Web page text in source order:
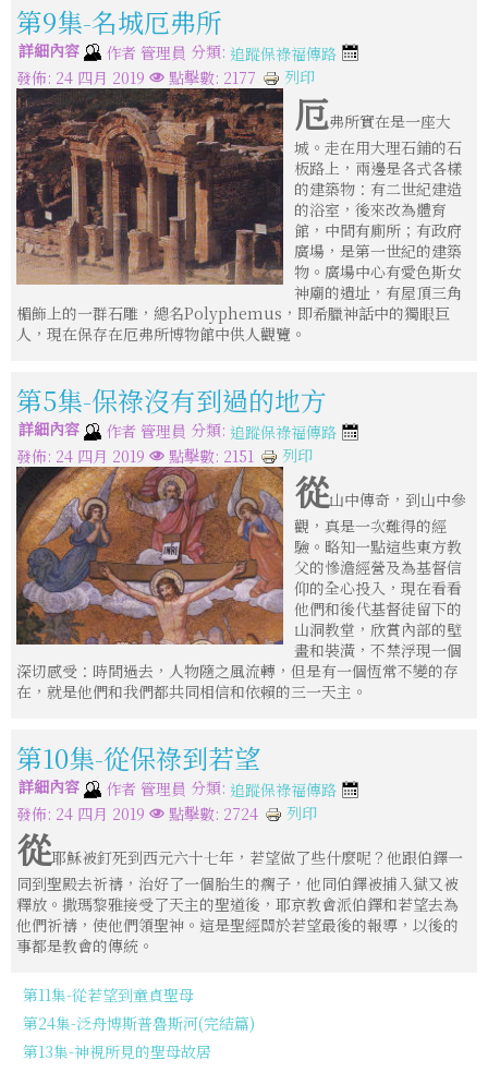
第9集-名城厄弗所
詳細內容 作者 管理員 分類: 追蹤保祿福傳路
發佈: 24 四月 2019
點擊數: 2177 列印
厄弗所實在是一座大
城。走在用大理石鋪的石
板路上，兩邊是各式各樣
的建築物：有二世紀建造
的浴室，後來改為體育
館，中間有廁所；有政府
廣場，是第一世紀的建築
物。廣場中心有愛色斯女
神廟的遺址，有屋頂三角
楣飾上的一群石雕，總名Polyphemus，即希臘神話中的獨眼巨
人，現在保存在厄弗所博物館中供人觀覽。
第5集-保祿沒有到過的地方
詳細內容 作者 管理員 分類: 追蹤保祿福傳路
發佈: 24 四月 2019
點擊數: 2151 列印
從山中傳奇，到山中參
觀，真是一次難得的經
驗。略知一點這些東方教
父的慘澹經營及為基督信
仰的全心投入，現在看看
他們和後代基督徒留下的
山洞教堂，欣賞內部的壁
畫和裝潢，不禁浮現一個
深切感受：時間過去，人物隨之風流轉，但是有一個恆常不變的存
在，就是他們和我們都共同相信和依賴的三一天主。
第10集-從保祿到若望
詳細內容 作者 管理員 分類: 追蹤保祿福傳路
發佈: 24 四月 2019
點擊數: 2724 列印
從耶穌被釘死到西元六十七年，若望做了些什麼呢？他跟伯鐸一
同到聖殿去祈禱，治好了一個胎生的瘸子，他同伯鐸被捕入獄又被
釋放。撒瑪黎雅接受了天主的聖道後，耶京教會派伯鐸和若望去為
他們祈禱，使他們領聖神。這是聖經關於若望最後的報導，以後的
事都是教會的傳統。
第11集-從若望到童貞聖母
第24集-泛舟博斯普魯斯河(完結篇)
第13集-神視所見的聖母故居